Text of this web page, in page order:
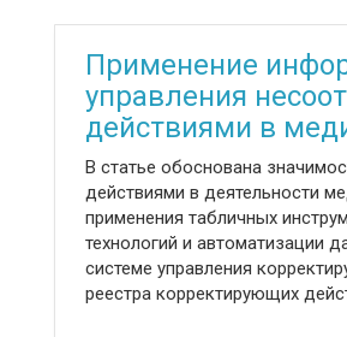
Применение
управления
действиями в
В статье обоснована
действиями в деятельности
применения табличных
технологий и автоматизации
системе управления
реестра корректирующих